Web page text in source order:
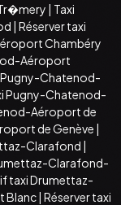
| Taxi
| Réserver taxi
Chambéry
Aéroport
Pugny-Chatenod-
Pugny-Chatenod-
Aéroport de
de Genève |
Clarafond |
Clarafond-
taxi Drumettaz-
Blanc| Réserver taxi